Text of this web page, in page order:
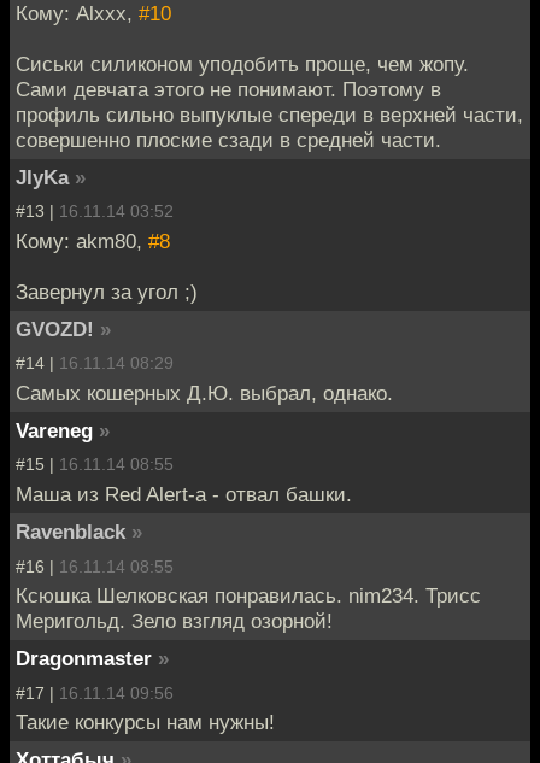
Кому: Alxxx, #10
Сиськи силиконом уподобить проще, чем жопу.
Сами девчата этого не понимают. Поэтому в
профиль сильно выпуклые спереди в верхней части,
совершенно плоские сзади в средней части.
JIyKa »
#13 | 16.11.14 03:52
Кому: akm80, #8
Завернул за угол ;)
GVOZD! »
#14 | 16.11.14 08:29
Самых кошерных Д.Ю. выбрал, однако.
Vareneg »
#15 | 16.11.14 08:55
Маша из Red Alert-а - отвал башки.
Ravenblack »
#16 | 16.11.14 08:55
Ксюшка Шелковская понравилась. nim234. Трисс
Меригольд. Зело взгляд озорной!
Dragonmaster »
#17 | 16.11.14 09:56
Такие конкурсы нам нужны!